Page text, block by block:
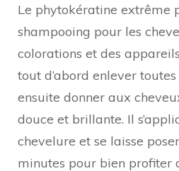
Le phytokératine extrême
shampooing pour les
colorations et des
tout d’abord enlever
ensuite donner aux
douce et brillante. Il
chevelure et se laisse
minutes pour bien profiter